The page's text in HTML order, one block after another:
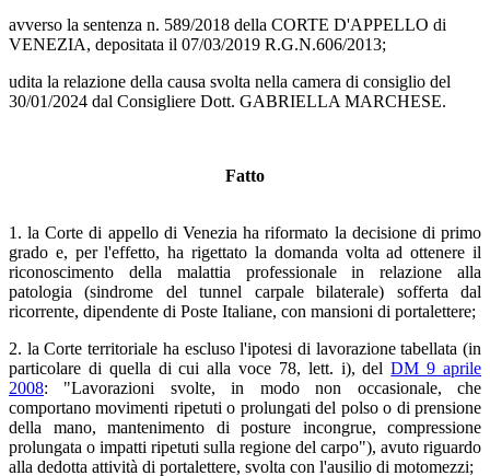
avverso la sentenza n. 589/2018 della CORTE D'APPELLO di
VENEZIA, depositata il 07/03/2019 R.G.N.606/2013;
udita la relazione della causa svolta nella camera di consiglio del
30/01/2024 dal Consigliere Dott. GABRIELLA MARCHESE.
Fatto
1. la Corte di appello di Venezia ha riformato la decisione di primo
grado e, per l'effetto, ha rigettato la domanda volta ad ottenere il
riconoscimento della malattia professionale in relazione alla
patologia (sindrome del tunnel carpale bilaterale) sofferta dal
ricorrente, dipendente di Poste Italiane, con mansioni di portalettere;
2. la Corte territoriale ha escluso l'ipotesi di lavorazione tabellata (in
particolare di quella di cui alla voce 78, lett. i), delDM 9 aprile
2008: "Lavorazioni svolte, in modo non occasionale, che
comportano movimenti ripetuti o prolungati del polso o di prensione
della mano, mantenimento di posture incongrue, compressione
prolungata o impatti ripetuti sulla regione del carpo"), avuto riguardo
alla dedotta attività di portalettere, svolta con l'ausilio di motomezzi;